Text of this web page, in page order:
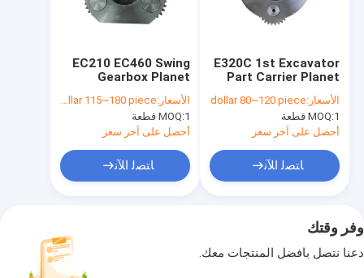
EC210 EC460 Swing
Gearbox Planet
Carrier Gear SA7118-
30200
الأسعار:dollar 115~180 piece
MOQ:1 قطعة
أحصل على آخر سعر
ﺎﺘﺼﻟ ﺍﻶﻧ
E320C 1st Excavator
Part Carrier Planet
191-2578-A
الأسعار:dollar 80~120 piece
MOQ:1 قطعة
أحصل على آخر سعر
ﺎﺘﺼﻟ ﺍﻶﻧ
وفر وقتك
دعنا نتصل بأفضل المنتجات معك.